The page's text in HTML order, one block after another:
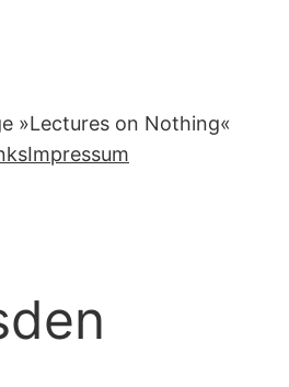
»Lectures on Nothing«
Impressum